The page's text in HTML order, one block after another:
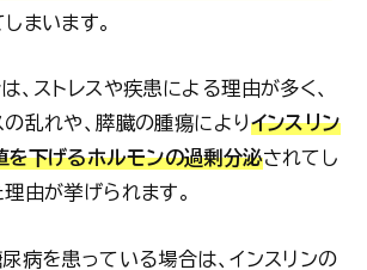
まいます。
、ストレスや疾患による理由が多く、
乱れや、膵臓の腫瘍によりインスリン
を下げるホルモンの過剰分泌されてし
由が挙げられます。
病を患っている場合は、インスリンの